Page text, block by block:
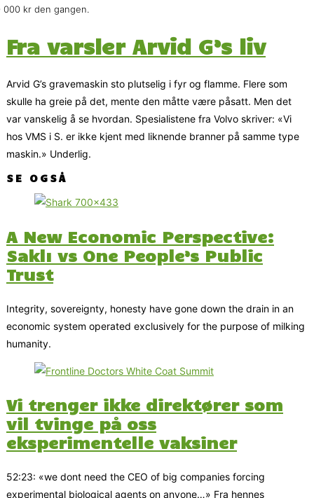
000 kr den gangen.
Fra varsler Arvid G’s liv
Arvid G’s gravemaskin sto plutselig i fyr og flamme. Flere som
skulle ha greie på det, mente den måtte være påsatt. Men det
var vanskelig å se hvordan. Spesialistene fra Volvo skriver: «Vi
hos VMS i S. er ikke kjent med liknende branner på samme type
maskin.» Underlig.
SE OGSÅ
A New Economic Perspective:
Saklı vs One People’s Public
Trust
Integrity, sovereignty, honesty have gone down the drain in an
economic system operated exclusively for the purpose of milking
humanity.
Vi trenger ikke direktører som
vil tvinge på oss
eksperimentelle vaksiner
52:23: «we dont need the CEO of big companies forcing
experimental biological agents on anyone…» Fra hennes